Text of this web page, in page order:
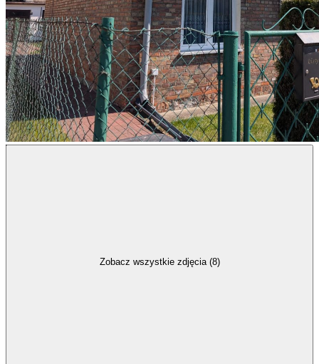
Zobacz wszystkie zdjęcia (8)